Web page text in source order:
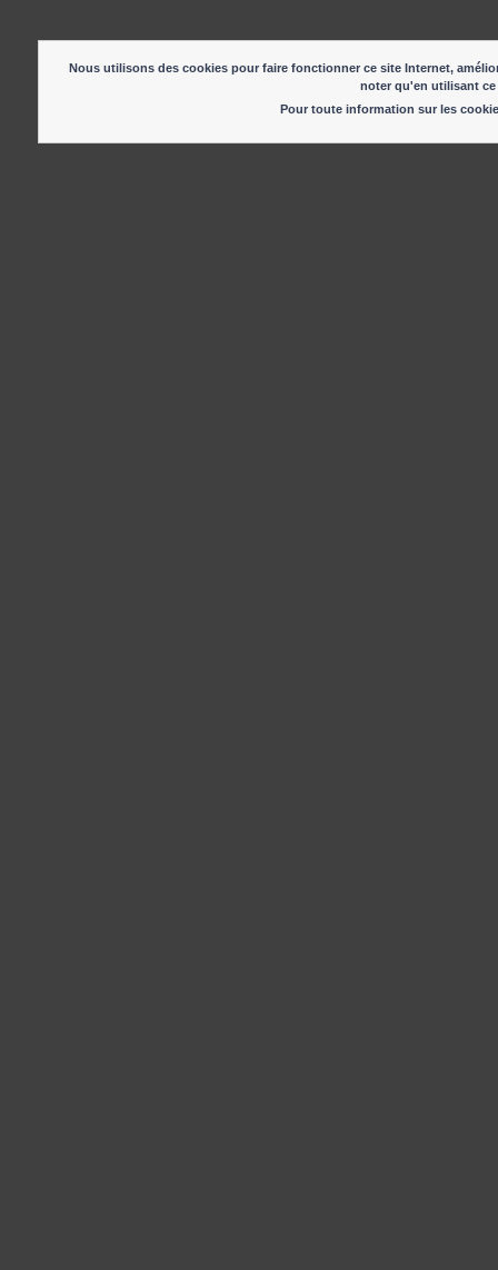
Nous utilisons des cookies pour faire fonctionner ce site Internet,
noter qu'en utilisant
Pour toute information sur les